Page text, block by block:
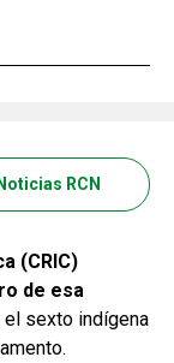
RCN
(CRIC)
de esa
el sexto indígena